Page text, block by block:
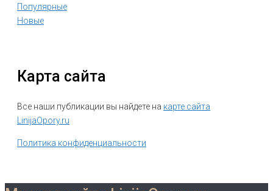
Популярные
Новые
Карта сайта
Все наши публикации вы найдете на карте сайта
LinijaOpory.ru
Политика конфиденциальности